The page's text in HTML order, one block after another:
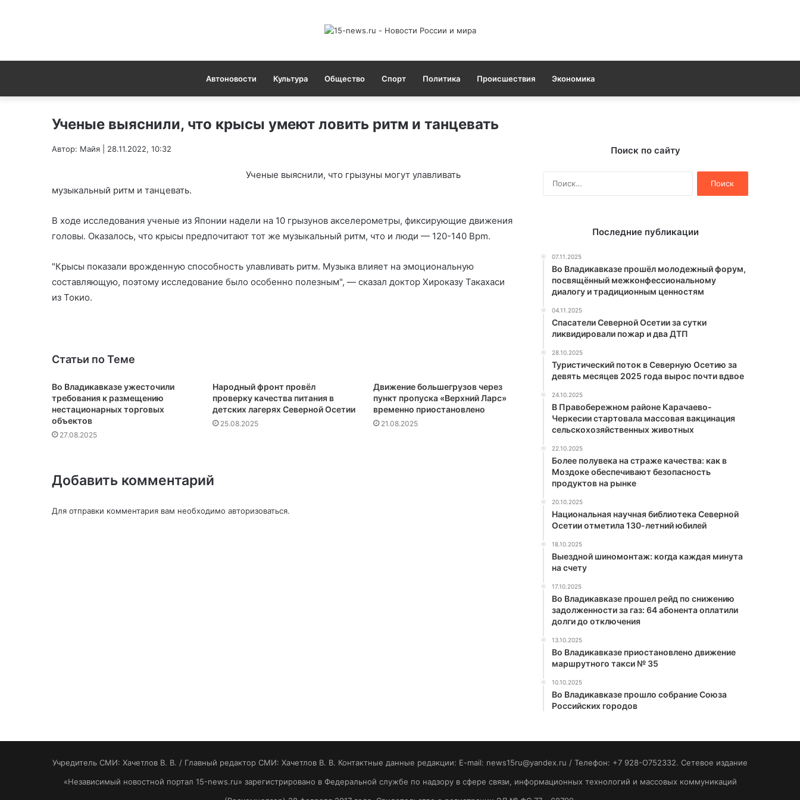
Автоновости Культура Общество Спорт Политика Происшествия Экономика
Ученые выяснили, что крысы умеют ловить ритм и танцевать
Автор: Майя | 28.11.2022, 10:32
Ученые выяснили, что грызуны могут улавливать
музыкальный ритм и танцевать.
В ходе исследования ученые из Японии надели на 10 грызунов акселерометры, фиксирующие движения
головы. Оказалось, что крысы предпочитают тот же музыкальный ритм, что и люди — 120-140 Bpm.
"Крысы показали врожденную способность улавливать ритм. Музыка влияет на эмоциональную
составляющую, поэтому исследование было особенно полезным", — сказал доктор Хироказу Такахаси
из Токио.
Статьи по Теме
Во Владикавказе ужесточили
требования к размещению
нестационарных торговых
объектов
27.08.2025
Народный фронт провёл
проверку качества питания в
детских лагерях Северной Осетии
25.08.2025
Движение большегрузов через
пункт пропуска «Верхний Ларс»
временно приостановлено
21.08.2025
Добавить комментарий
Для отправки комментария вам необходимо авторизоваться.
Поиск по сайту
Последние публикации
07.11.2025
Во Владикавказе прошёл молодежный форум,
посвящённый межконфессиональному
диалогу и традиционным ценностям
04.11.2025
Спасатели Северной Осетии за сутки
ликвидировали пожар и два ДТП
28.10.2025
Туристический поток в Северную Осетию за
девять месяцев 2025 года вырос почти вдвое
24.10.2025
В Правобережном районе Карачаево-
Черкесии стартовала массовая вакцинация
сельскохозяйственных животных
22.10.2025
Более полувека на страже качества: как в
Моздоке обеспечивают безопасность
продуктов на рынке
20.10.2025
Национальная научная библиотека Северной
Осетии отметила 130-летний юбилей
18.10.2025
Выездной шиномонтаж: когда каждая минута
на счету
17.10.2025
Во Владикавказе прошел рейд по снижению
задолженности за газ: 64 абонента оплатили
долги до отключения
13.10.2025
Во Владикавказе приостановлено движение
маршрутного такси № 35
10.10.2025
Во Владикавказе прошло собрание Союза
Российских городов
Учредитель СМИ: Хaчeтлoв B. B. / Главный редактор СМИ: Хaчeтлoв B. B. Контактные данные редакции: E-mail: news15ru@yandex.ru / Телефон: +7 928-O752332. Сетевое издание
«Независимый новостной портал 15-news.ru» зарегистрировано в Федеральной службе по надзору в сфере связи, информационных технологий и массовых коммуникаций